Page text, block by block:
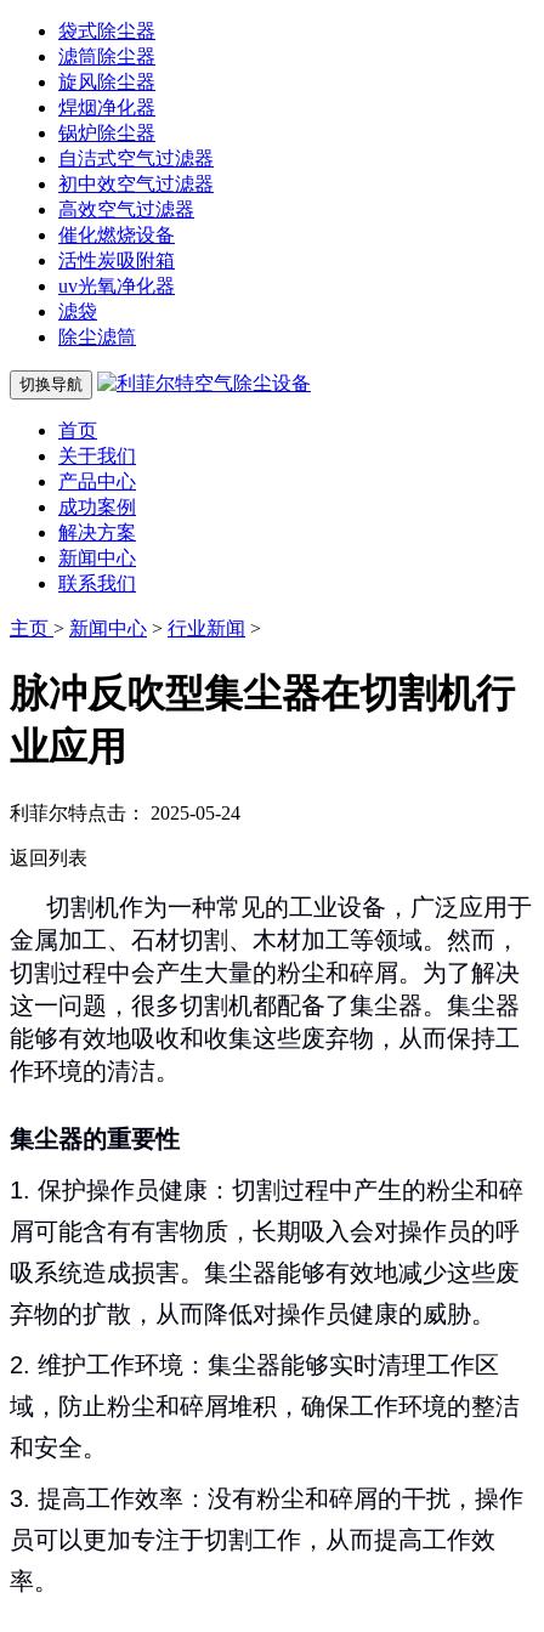
袋式除尘器
滤筒除尘器
旋风除尘器
焊烟净化器
锅炉除尘器
自洁式空气过滤器
初中效空气过滤器
高效空气过滤器
催化燃烧设备
活性炭吸附箱
uv光氧净化器
滤袋
除尘滤筒
切换导航
首页
关于我们
产品中心
成功案例
解决方案
新闻中心
联系我们
主页 > 新闻中心 > 行业新闻 >
脉冲反吹型集尘器在切割机行
业应用
利菲尔特点击： 2025-05-24
返回列表
切割机作为一种常见的工业设备，广泛应用于
金属加工、石材切割、木材加工等领域。然而，
切割过程中会产生大量的粉尘和碎屑。为了解决
这一问题，很多切割机都配备了集尘器。集尘器
能够有效地吸收和收集这些废弃物，从而保持工
作环境的清洁。
集尘器的重要性
1. 保护操作员健康：切割过程中产生的粉尘和碎
屑可能含有有害物质，长期吸入会对操作员的呼
吸系统造成损害。集尘器能够有效地减少这些废
弃物的扩散，从而降低对操作员健康的威胁。
2. 维护工作环境：集尘器能够实时清理工作区
域，防止粉尘和碎屑堆积，确保工作环境的整洁
和安全。
3. 提高工作效率：没有粉尘和碎屑的干扰，操作
员可以更加专注于切割工作，从而提高工作效
率。